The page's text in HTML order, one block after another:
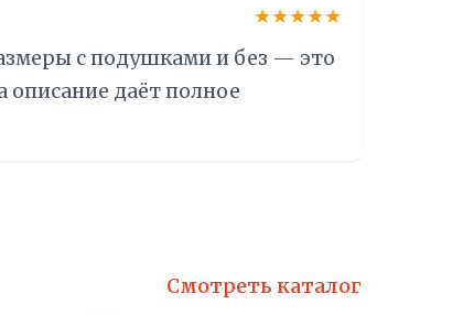
★★★★★
с подушками и без — это
описание даёт полное
Смотреть каталог